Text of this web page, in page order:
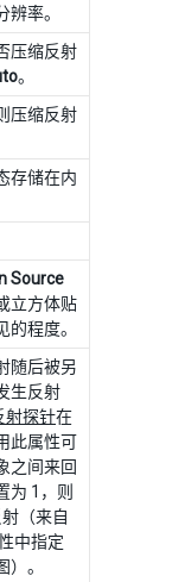
率。
压缩反射
。
压缩反射
存储在内
Source
立方体贴
的程度。
随后被另
生反射
射探针在
此属性可
之间来回
为 1，则
（来自
中指定
。